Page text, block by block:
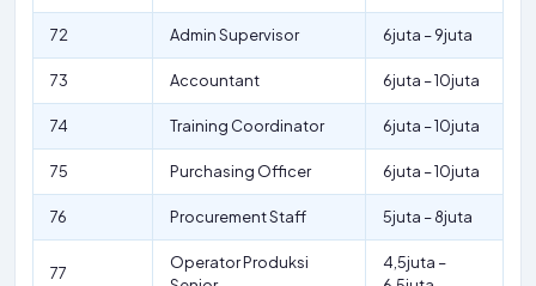
72 Admin Supervisor 6juta – 9juta
73 Accountant 6juta – 10juta
74 Training Coordinator 6juta – 10juta
75 Purchasing Officer 6juta – 10juta
76 Procurement Staff 5juta – 8juta
77
Operator Produksi
4,5juta –